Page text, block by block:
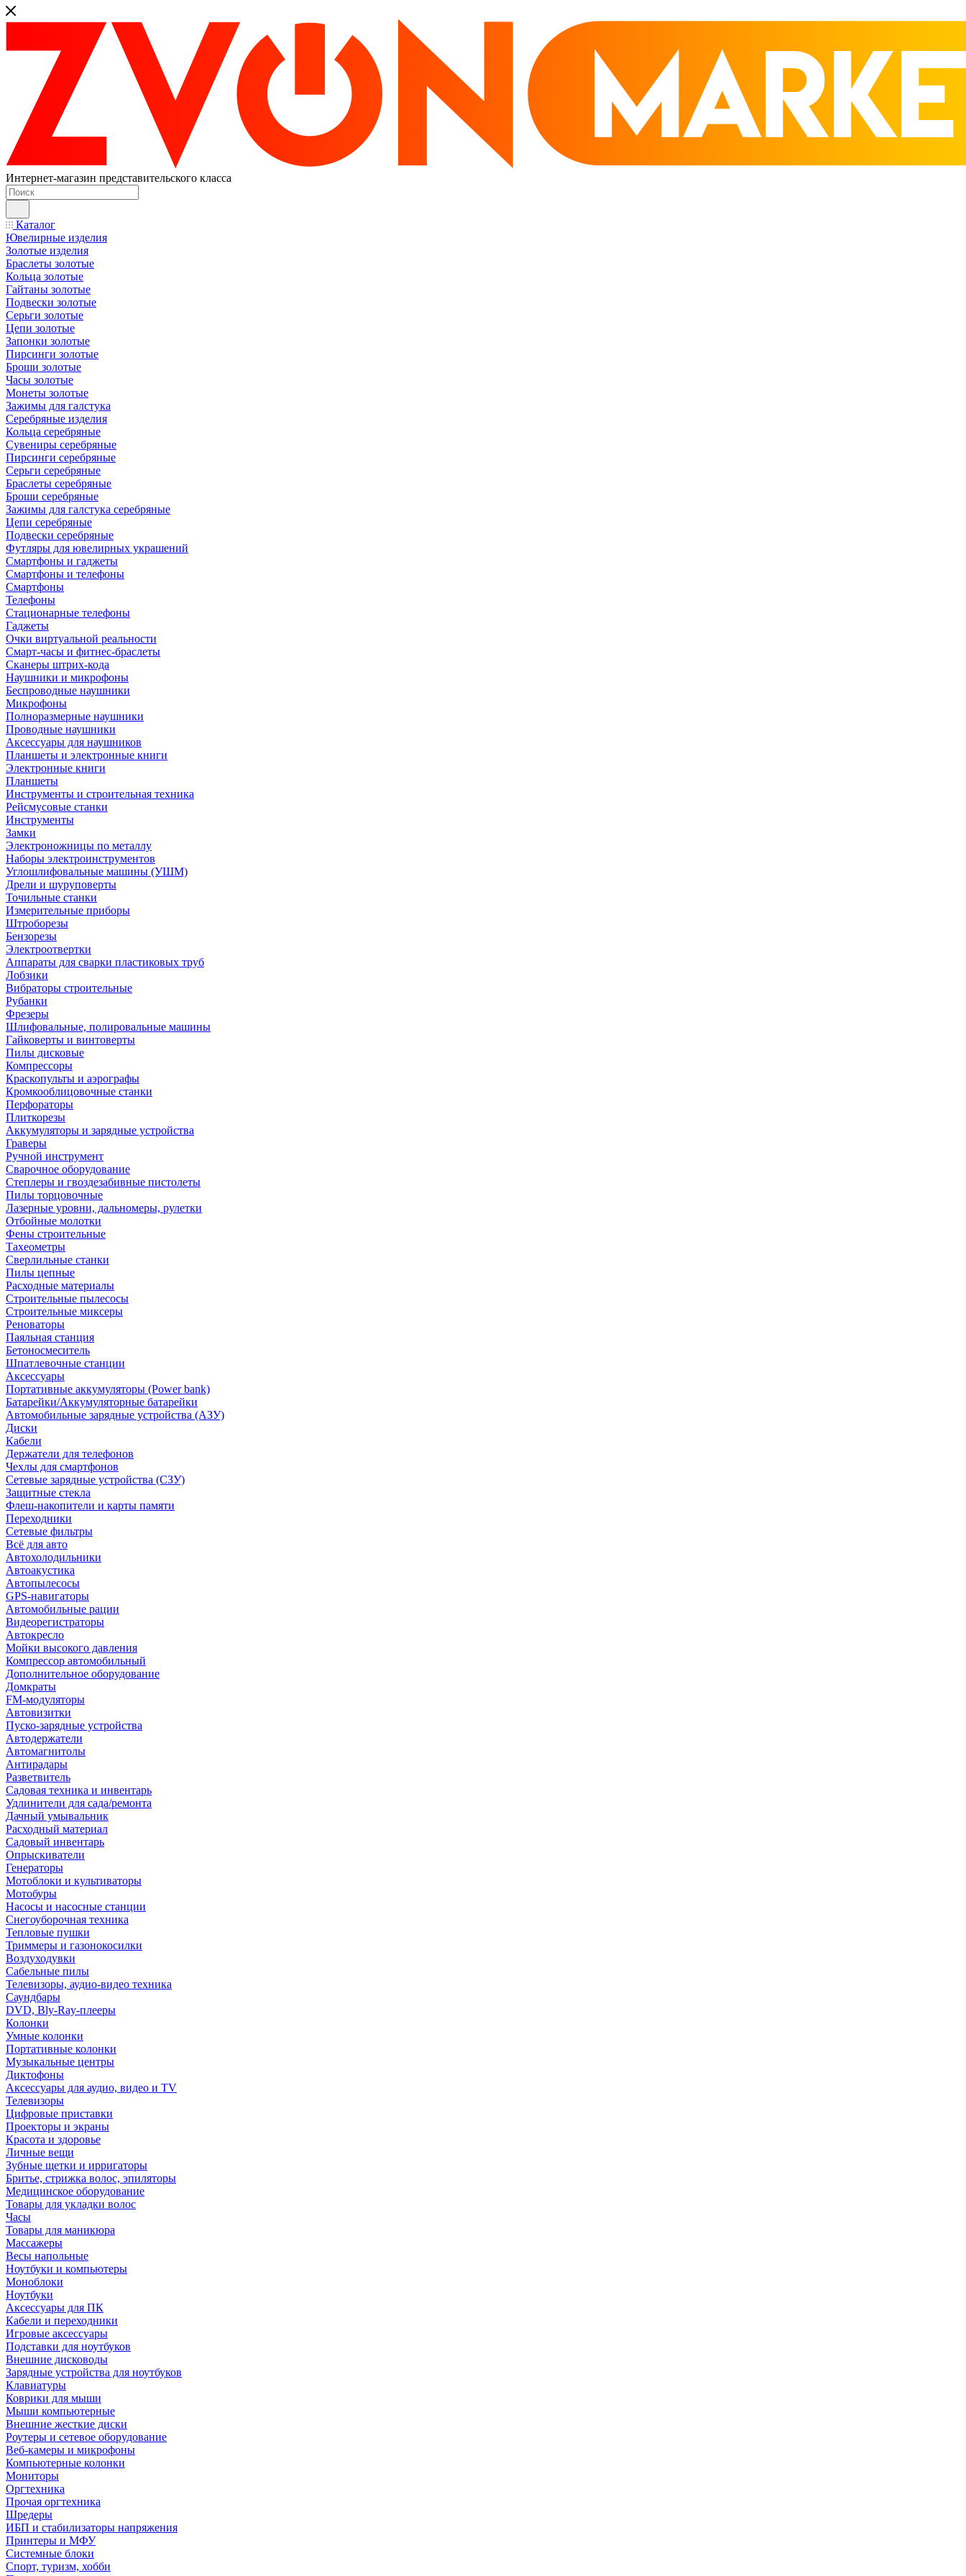
Интернет-магазин представительского класса
Каталог
Ювелирные изделия
Золотые изделия
Браслеты золотые
Кольца золотые
Гайтаны золотые
Подвески золотые
Серьги золотые
Цепи золотые
Запонки золотые
Пирсинги золотые
Броши золотые
Часы золотые
Монеты золотые
Зажимы для галстука
Серебряные изделия
Кольца серебряные
Сувениры серебряные
Пирсинги серебряные
Серьги серебряные
Браслеты серебряные
Броши серебряные
Зажимы для галстука серебряные
Цепи серебряные
Подвески серебряные
Футляры для ювелирных украшений
Смартфоны и гаджеты
Смартфоны и телефоны
Смартфоны
Телефоны
Стационарные телефоны
Гаджеты
Очки виртуальной реальности
Смарт-часы и фитнес-браслеты
Сканеры штрих-кода
Наушники и микрофоны
Беспроводные наушники
Микрофоны
Полноразмерные наушники
Проводные наушники
Аксессуары для наушников
Планшеты и электронные книги
Электронные книги
Планшеты
Инструменты и строительная техника
Рейсмусовые станки
Инструменты
Замки
Электроножницы по металлу
Наборы электроинструментов
Углошлифовальные машины (УШМ)
Дрели и шуруповерты
Точильные станки
Измерительные приборы
Штроборезы
Бензорезы
Электроотвертки
Аппараты для сварки пластиковых труб
Лобзики
Вибраторы строительные
Рубанки
Фрезеры
Шлифовальные, полировальные машины
Гайковерты и винтоверты
Пилы дисковые
Компрессоры
Краскопульты и аэрографы
Кромкооблицовочные станки
Перфораторы
Плиткорезы
Аккумуляторы и зарядные устройства
Граверы
Ручной инструмент
Сварочное оборудование
Степлеры и гвоздезабивные пистолеты
Пилы торцовочные
Лазерные уровни, дальномеры, рулетки
Отбойные молотки
Фены строительные
Тахеометры
Сверлильные станки
Пилы цепные
Расходные материалы
Строительные пылесосы
Строительные миксеры
Реноваторы
Паяльная станция
Бетоносмеситель
Шпатлевочные станции
Аксессуары
Портативные аккумуляторы (Power bank)
Батарейки/Аккумуляторные батарейки
Автомобильные зарядные устройства (АЗУ)
Диски
Кабели
Держатели для телефонов
Чехлы для смартфонов
Сетевые зарядные устройства (СЗУ)
Защитные стекла
Флеш-накопители и карты памяти
Переходники
Сетевые фильтры
Всё для авто
Автохолодильники
Автоакустика
Автопылесосы
GPS-навигаторы
Автомобильные рации
Видеорегистраторы
Автокресло
Мойки высокого давления
Компрессор автомобильный
Дополнительное оборудование
Домкраты
FM-модуляторы
Автовизитки
Пуско-зарядные устройства
Автодержатели
Автомагнитолы
Антирадары
Разветвитель
Садовая техника и инвентарь
Удлинители для сада/ремонта
Дачный умывальник
Расходный материал
Садовый инвентарь
Опрыскиватели
Генераторы
Мотоблоки и культиваторы
Мотобуры
Насосы и насосные станции
Снегоуборочная техника
Тепловые пушки
Триммеры и газонокосилки
Воздуходувки
Сабельные пилы
Телевизоры, аудио-видео техника
Саундбары
DVD, Bly-Ray-плееры
Колонки
Умные колонки
Портативные колонки
Музыкальные центры
Диктофоны
Аксессуары для аудио, видео и TV
Телевизоры
Цифровые приставки
Проекторы и экраны
Красота и здоровье
Личные вещи
Зубные щетки и ирригаторы
Бритье, стрижка волос, эпиляторы
Медицинское оборудование
Товары для укладки волос
Часы
Товары для маникюра
Массажеры
Весы напольные
Ноутбуки и компьютеры
Моноблоки
Ноутбуки
Аксессуары для ПК
Кабели и переходники
Игровые аксессуары
Подставки для ноутбуков
Внешние дисководы
Зарядные устройства для ноутбуков
Клавиатуры
Коврики для мыши
Мыши компьютерные
Внешние жесткие диски
Роутеры и сетевое оборудование
Веб-камеры и микрофоны
Компьютерные колонки
Мониторы
Оргтехника
Прочая оргтехника
Шредеры
ИБП и стабилизаторы напряжения
Принтеры и МФУ
Системные блоки
Спорт, туризм, хобби